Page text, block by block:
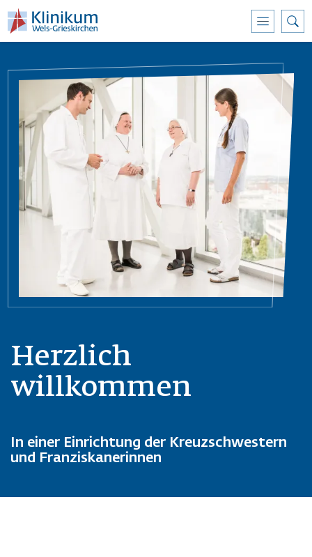
Přejít k hlavnímu obsahu
Herzlich
willkommen
In einer Einrichtung der Kreuzschwestern
und Franziskanerinnen
Obrázek